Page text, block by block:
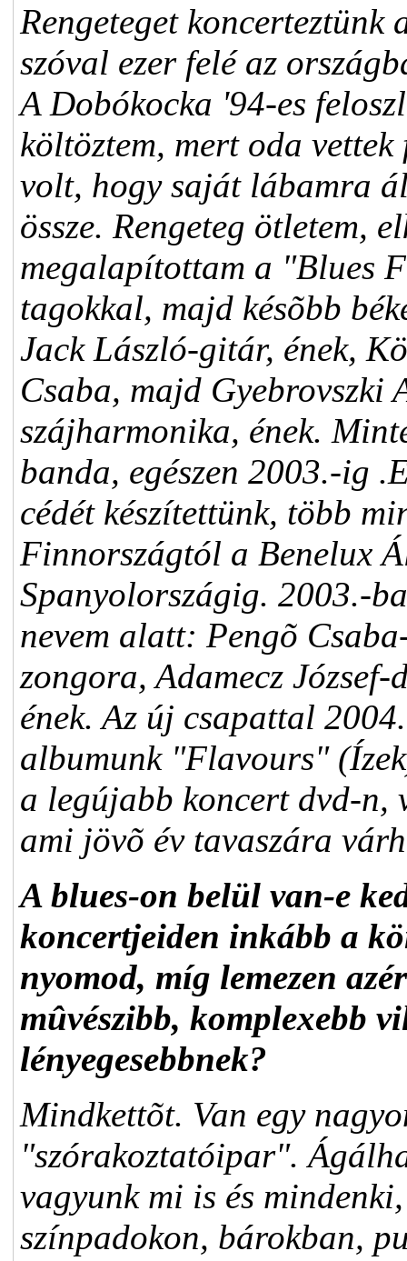
Rengeteget koncerteztünk
szóval ezer felé az
A Dobókocka '94-es
költöztem, mert oda
volt, hogy saját lábamra
össze. Rengeteg ötletem,
megalapítottam a "Blues
tagokkal, majd késõbb
Jack László-gitár, ének,
Csaba, majd Gyebrovszki
szájharmonika, ének.
banda, egészen 2003.-ig
cédét készítettünk, több
Finnországtól a Benelux
Spanyolországig. 2003.-
nevem alatt: Pengõ
zongora, Adamecz
ének. Az új csapattal
albumunk "Flavours"
a legújabb koncert dvd-n,
ami jövõ év tavaszára
A blues-on belül van-e
koncertjeiden inkább a
nyomod, míg lemezen
mûvészibb, komplexebb
lényegesebbnek?
Mindkettõt. Van egy
"szórakoztatóipar".
vagyunk mi is és
színpadokon, bárokban,